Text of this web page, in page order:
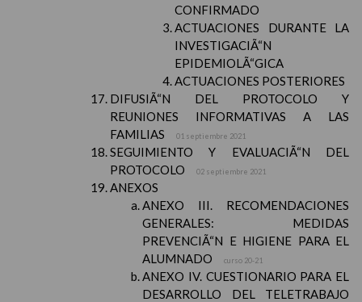
CONFIRMADO
ACTUACIONES DURANTE LA
INVESTIGACIÃ“N
EPIDEMIOLÃ“GICA
ACTUACIONES POSTERIORES
DIFUSIÃ“N DEL PROTOCOLO Y
REUNIONES INFORMATIVAS A LAS
FAMILIAS
01 septiembre 2021
SEGUIMIENTO Y EVALUACIÃ“N DEL
PROTOCOLO
02 septiembre 2021
ANEXOS
ANEXO III. RECOMENDACIONES
GENERALES: MEDIDAS
PREVENCIÃ“N E HIGIENE PARA EL
ALUMNADO
curso 20-21
ANEXO IV. CUESTIONARIO PARA EL
DESARROLLO DEL TELETRABAJO